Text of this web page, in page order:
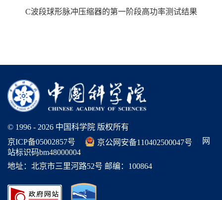
C波段球形脉冲压缩器的第一阶段高功率测试结果
© 1996 - 2026 中国科学院 版权所有
京ICP备05002857号
京公网安备110402500047号
网
站标识码bm48000004
地址：北京市三里河路52号 邮编：100864